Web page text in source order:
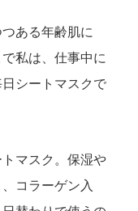
ある年齢肌に
私は、仕事中に
シートマスクで
マスク。保湿や
コラーゲン入